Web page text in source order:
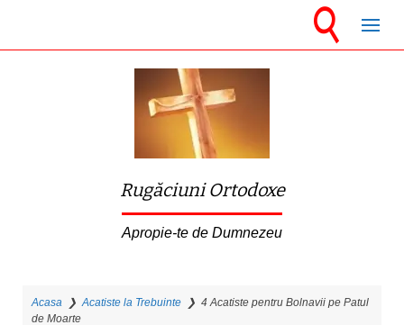
Rugăciuni Ortodoxe
Apropie-te de Dumnezeu
Acasa ❯Acatiste la Trebuinte ❯ 4 Acatiste pentru Bolnavii pe Patul
de Moarte